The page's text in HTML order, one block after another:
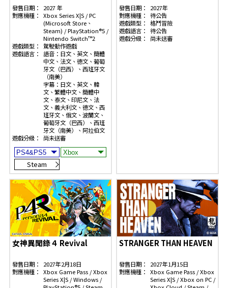
發售日期：
2027 年
對應機種：
Xbox Series X|S / PC
(Microsoft Store、
Steam) / PlayStation®5 /
Nintendo Switch™2
遊戲類型：
駕駛動作遊戲
遊戲語言：
語音：日文、英文、簡體
中文、法文、德文、葡萄
牙文（巴西）、西班牙文
（南美）
字幕：日文、英文、韓
文、繁體中文、簡體中
文、泰文、印尼文、法
文、義大利文、德文、西
班牙文、俄文、波蘭文、
葡萄牙文（巴西）、西班
牙文（南美）、阿拉伯文
遊戲分級：
尚未送審
Steam
發售日期：
2027年
對應機種：
待公告
遊戲類型：
格鬥冒險
遊戲語言：
待公告
遊戲分級：
尚未送審
女神異聞錄４ Revival
發售日期：
2027年2月18日
對應機種：
Xbox Game Pass / Xbox
Series X|S / Windows /
STRANGER THAN HEAVEN
發售日期：
2027年1月15日
對應機種：
Xbox Game Pass / Xbox
Series X|S / Xbox on PC /